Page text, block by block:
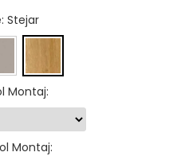
: Stejar
Montaj:
Montaj: